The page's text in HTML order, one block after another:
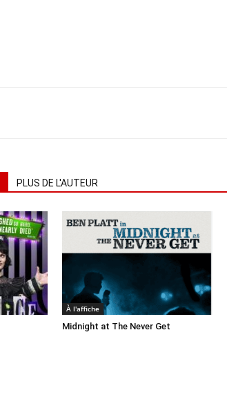
PLUS DE L'AUTEUR
À l'affiche
Midnight at The Never Get